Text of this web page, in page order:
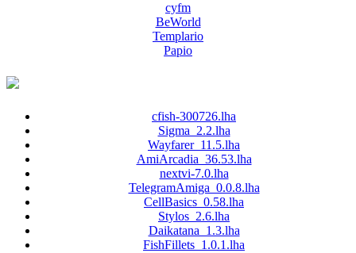
cyfm
BeWorld
Templario
Papio
cfish-300726.lha
Sigma_2.2.lha
Wayfarer_11.5.lha
AmiArcadia_36.53.lha
nextvi-7.0.lha
TelegramAmiga_0.0.8.lha
CellBasics_0.58.lha
Stylos_2.6.lha
Daikatana_1.3.lha
FishFillets_1.0.1.lha